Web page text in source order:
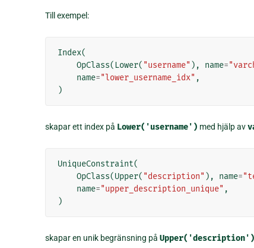
Till exempel:
Index(
OpClass( Lower( "username" ), name=
name="lower_username_idx" ,
)
skapar ett index på Lower('username') med hjälp av
UniqueConstraint(
OpClass(Upper( "description" ), name=
name="upper_description_unique" ,
)
skapar en unik begränsning på Upper('description')